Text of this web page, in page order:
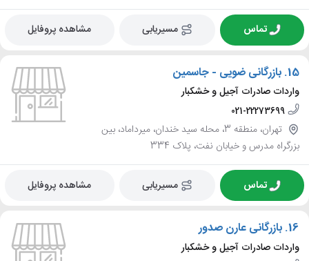
تماس مسیریابی مشاهده پروفایل
15. بازرگانی ضویی - جاسمین
واردات صادرات آجیل و خشکبار
021-22273699
تهران، منطقه 3، محله سید خندان، میرداماد، بین
بزرگراه مدرس و خیابان نفت، پلاک 334
تماس مسیریابی مشاهده پروفایل
16. بازرگانی عارن صدور
واردات صادرات آجیل و خشکبار